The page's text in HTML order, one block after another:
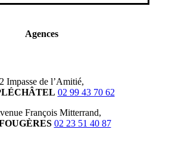
Agences
2 Impasse de l’Amitié,
02 99 43 70 62
François Mitterrand,
02 23 51 40 87